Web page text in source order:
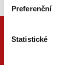
Preferenční
Statistické